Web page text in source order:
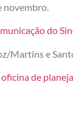
novembro.
do
Martins e